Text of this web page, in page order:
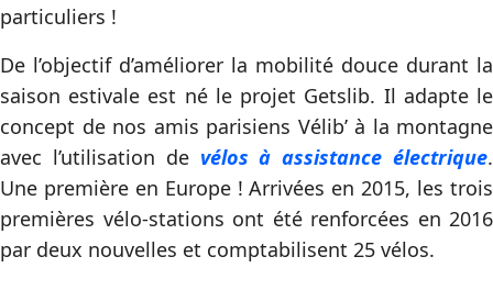
particuliers !
De l’objectif d’améliorer la mobilité douce durant la
saison estivale est né le projet Getslib. Il adapte le
concept de nos amis parisiens Vélib’ à la montagne
avec l’utilisation de vélos à assistance électrique.
Une première en Europe ! Arrivées en 2015, les trois
premières vélo-stations ont été renforcées en 2016
par deux nouvelles et comptabilisent 25 vélos.